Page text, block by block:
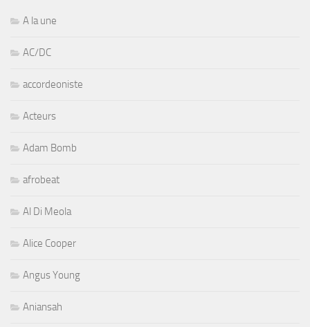
A la une
AC/DC
accordeoniste
Acteurs
Adam Bomb
afrobeat
Al Di Meola
Alice Cooper
Angus Young
Aniansah